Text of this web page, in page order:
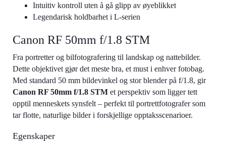
Intuitiv kontroll uten å gå glipp av øyeblikket
Legendarisk holdbarhet i L-serien
Canon RF 50mm f/1.8 STM
Fra portretter og bilfotografering til landskap og nattebilder.
Dette objektivet gjør det meste bra, et must i enhver fotobag.
Med standard 50 mm bildevinkel og stor blender på f/1.8, gir
Canon RF 50mm f/1.8 STM et perspektiv som ligger tett
opptil menneskets synsfelt – perfekt til portrettfotografer som
tar flotte, naturlige bilder i forskjellige opptaksscenarioer.
Egenskaper